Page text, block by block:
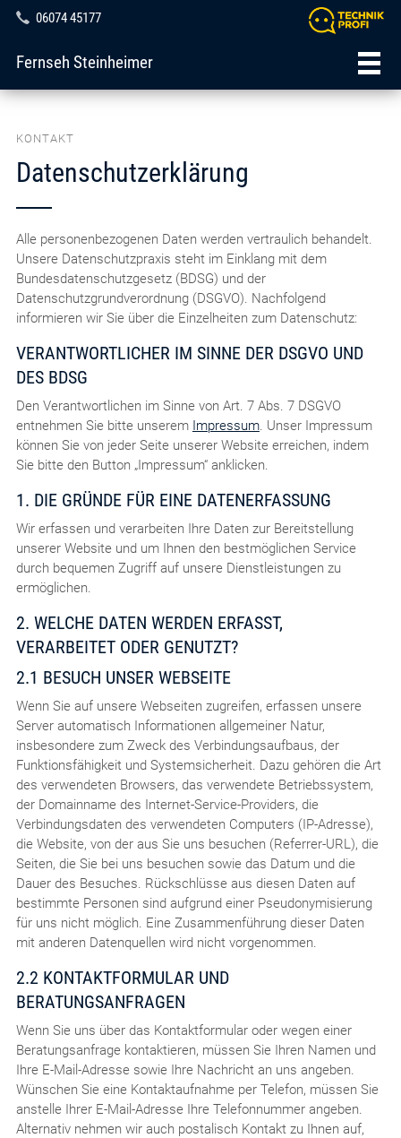
06074 45177
Fernseh Steinheimer
KONTAKT
Datenschutzerklärung
Alle personenbezogenen Daten werden vertraulich behandelt.
Unsere Datenschutzpraxis steht im Einklang mit dem
Bundesdatenschutzgesetz (BDSG) und der
Datenschutzgrundverordnung (DSGVO). Nachfolgend
informieren wir Sie über die Einzelheiten zum Datenschutz:
VERANTWORTLICHER IM SINNE DER DSGVO UND
DES BDSG
Den Verantwortlichen im Sinne von Art. 7 Abs. 7 DSGVO
entnehmen Sie bitte unserem Impressum. Unser Impressum
können Sie von jeder Seite unserer Website erreichen, indem
Sie bitte den Button „Impressum“ anklicken.
1. DIE GRÜNDE FÜR EINE DATENERFASSUNG
Wir erfassen und verarbeiten Ihre Daten zur Bereitstellung
unserer Website und um Ihnen den bestmöglichen Service
durch bequemen Zugriff auf unsere Dienstleistungen zu
ermöglichen.
2. WELCHE DATEN WERDEN ERFASST,
VERARBEITET ODER GENUTZT?
2.1 BESUCH UNSER WEBSEITE
Wenn Sie auf unsere Webseiten zugreifen, erfassen unsere
Server automatisch Informationen allgemeiner Natur,
insbesondere zum Zweck des Verbindungsaufbaus, der
Funktionsfähigkeit und Systemsicherheit. Dazu gehören die Art
des verwendeten Browsers, das verwendete Betriebssystem,
der Domainname des Internet-Service-Providers, die
Verbindungsdaten des verwendeten Computers (IP-Adresse),
die Website, von der aus Sie uns besuchen (Referrer-URL), die
Seiten, die Sie bei uns besuchen sowie das Datum und die
Dauer des Besuches. Rückschlüsse aus diesen Daten auf
bestimmte Personen sind aufgrund einer Pseudonymisierung
für uns nicht möglich. Eine Zusammenführung dieser Daten
mit anderen Datenquellen wird nicht vorgenommen.
2.2 KONTAKTFORMULAR UND
BERATUNGSANFRAGEN
Wenn Sie uns über das Kontaktformular oder wegen einer
Beratungsanfrage kontaktieren, müssen Sie Ihren Namen und
Ihre E-Mail-Adresse sowie Ihre Nachricht an uns angeben.
Wünschen Sie eine Kontaktaufnahme per Telefon, müssen Sie
anstelle Ihrer E-Mail-Adresse Ihre Telefonnummer angeben.
Alternativ nehmen wir auch postalisch Kontakt zu Ihnen auf,